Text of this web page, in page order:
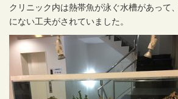
クリニック内は熱帯魚が泳ぐ水槽があって
にない工夫がされていました。